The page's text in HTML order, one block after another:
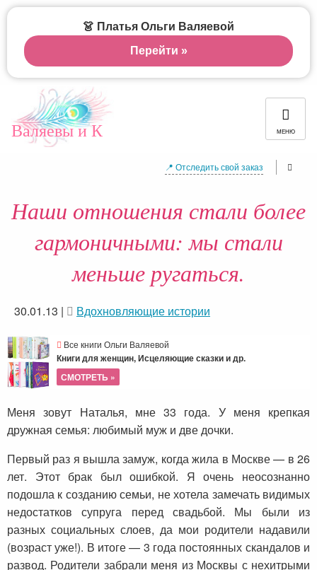
Валяевы и К МЕНЮ
📍 Отследить свой заказ
Наши отношения стали более
гармоничными: мы стали
меньше ругаться.
30.01.13 | Вдохновляющие истории
Все книги Ольги Валяевой
Книги для женщин, Исцеляющие сказки и др.
СМОТРЕТЬ »
Меня зовут Наталья, мне 33 года. У меня крепкая
дружная семья: любимый муж и две дочки.
Первый раз я вышла замуж, когда жила в Москве — в 26
лет. Этот брак был ошибкой. Я очень неосознанно
подошла к созданию семьи, не хотела замечать видимых
недостатков супруга перед свадьбой. Мы были из
разных социальных слоев, да мои родители надавили
(возраст уже!). В итоге — 3 года постоянных скандалов и
развод. Родители забрали меня из Москвы с нехитрыми
👗 Платья Ольги Валяевой
Перейти »